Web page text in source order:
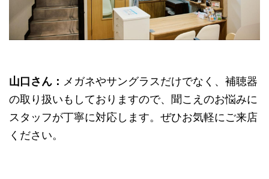
山口さん： メガネやサングラスだけでなく、補聴器
の取り扱いもしておりますので、聞こえのお悩みに
スタッフが丁寧に対応します。ぜひお気軽にご来店
ください。